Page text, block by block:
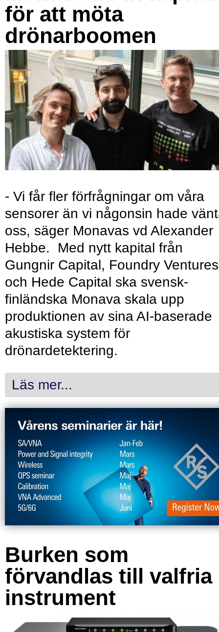
för att möta
drönarboomen
- Vi får fler förfrågningar om våra
sensorer än vi någonsin hade
oss, säger Monavas vd Alexander
Hebbe. Med nytt kapital från
Gungnir Capital, Foundry Ventures
och Hede Capital ska svensk-
finländska Monava skala upp
produktionen av sina AI-baserade
akustiska system för
drönardetektering.
Läs mer...
Burken som
förvandlas till valfria
instrument